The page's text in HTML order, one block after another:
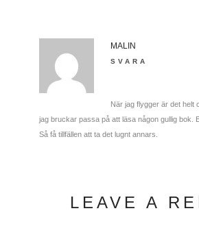
MALIN
SVARA
När jag flygger är det helt
jag bruckar passa på att läsa någon gullig bok.
Så få tillfällen att ta det lugnt annars.
LEAVE A